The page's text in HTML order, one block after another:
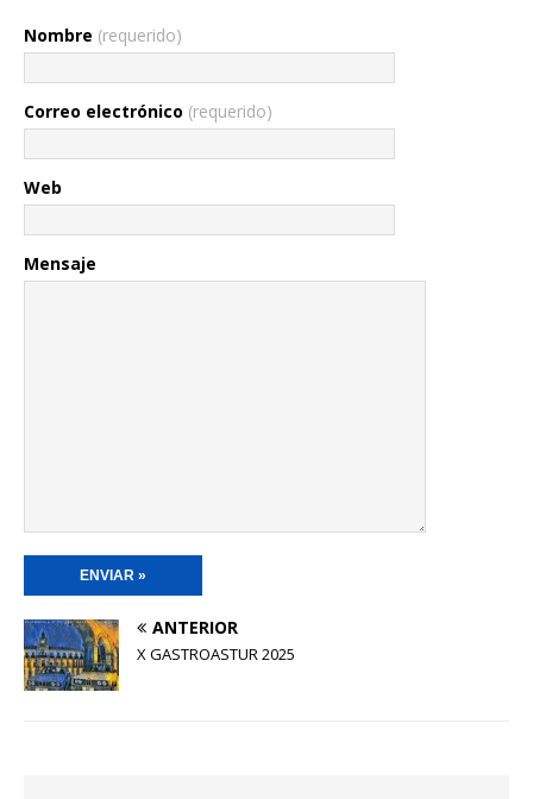
Nombre (requerido)
Correo electrónico (requerido)
Web
Mensaje
ANTERIOR
X GASTROASTUR 2025